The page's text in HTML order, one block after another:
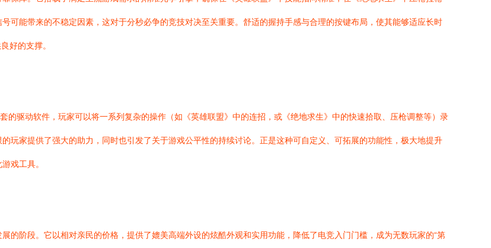
可能带来的不稳定因素，这对于分秒必争的竞技对决至关重要。舒适的握持手感与合理的按键布局，使其能够适应长时
好的支撑。
的驱动软件，玩家可以将一系列复杂的操作（如《英雄联盟》中的连招，或《绝地求生》中的快速拾取、压枪调整等）录
玩家提供了强大的助力，同时也引发了关于游戏公平性的持续讨论。正是这种可自定义、可拓展的功能性，极大地提升
戏工具。
的阶段。它以相对亲民的价格，提供了媲美高端外设的炫酷外观和实用功能，降低了电竞入门门槛，成为无数玩家的“第